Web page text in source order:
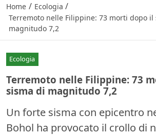
Home / Ecologia /
Terremoto nelle Filippine: 73 morti dopo il
magnitudo 7,2
Ecologia
Terremoto nelle Filippine: 73
sisma di magnitudo 7,2
Un forte sisma con epicentro
Bohol ha provocato il crollo di